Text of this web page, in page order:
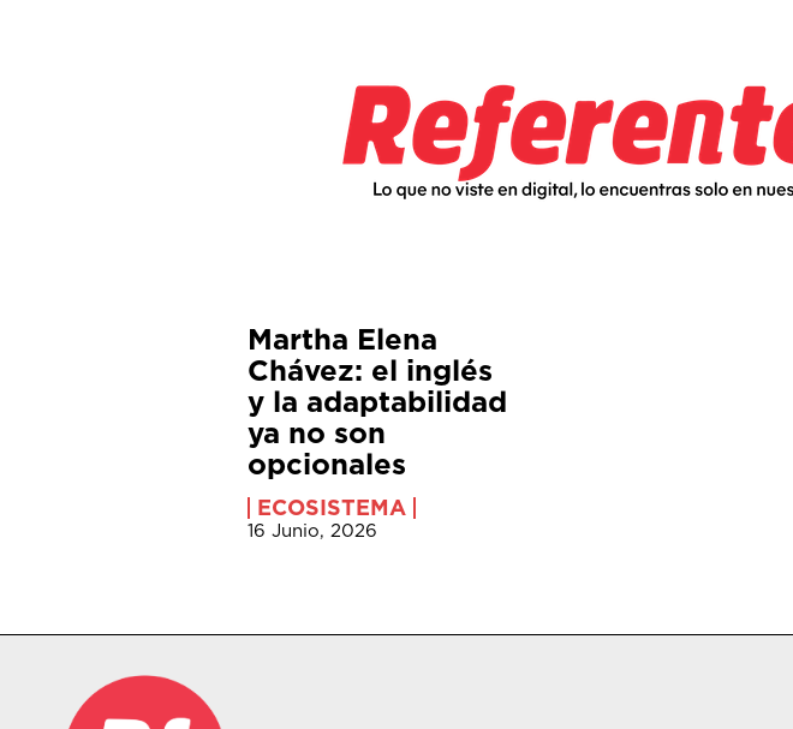
Martha Elena
Chávez: el inglés
y la adaptabilidad
ya no son
opcionales
ECOSISTEMA
16 Junio, 2026